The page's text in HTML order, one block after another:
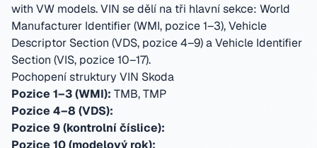
with VW models.VIN se dělí na tři hlavní sekce: World
Manufacturer Identifier (WMI, pozice 1–3), Vehicle
Descriptor Section (VDS, pozice 4–9) a Vehicle Identifier
Section (VIS, pozice 10–17).
Pochopení struktury VIN Skoda
Pozice 1–3 (WMI): TMB, TMP
Pozice 4–8 (VDS):
Pozice 9 (kontrolní číslice):
Pozice 10 (modelový rok):